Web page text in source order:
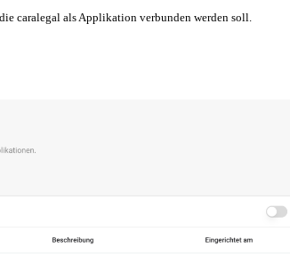
caralegal als Applikation verbunden werden soll.